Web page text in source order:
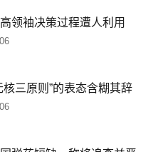
领袖决策过程遭人利用
核三原则”的表态含糊其辞